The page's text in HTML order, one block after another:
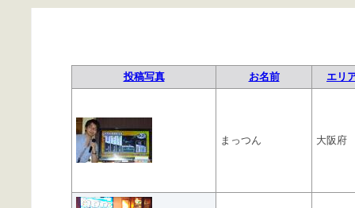
投稿写真 お名前 エリ
まっつん 大阪府